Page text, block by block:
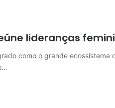
lideranças
como o grande ecossistema